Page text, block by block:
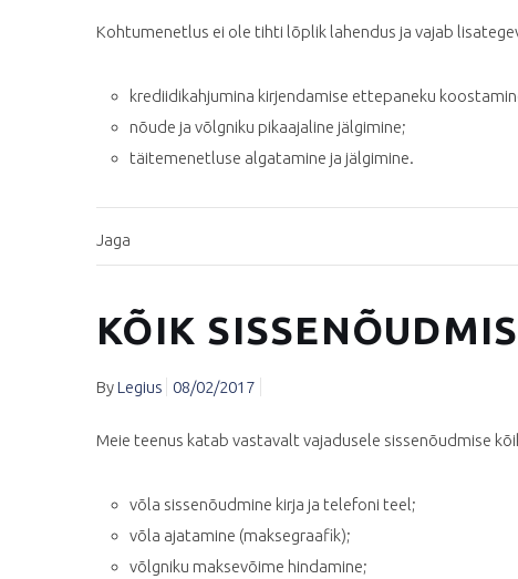
Kohtumenetlus ei ole tihti lõplik lahendus ja vajab
krediidikahjumina kirjendamise ettepaneku
nõude ja võlgniku pikaajaline jälgimine;
täitemenetluse algatamine ja jälgimine.
Jaga
KÕIK
ByLegius 08/02/2017
Meie teenus katab vastavalt vajadusele sissenõudmise
võla sissenõudmine kirja ja telefoni teel;
võla ajatamine (maksegraafik);
võlgniku maksevõime hindamine;